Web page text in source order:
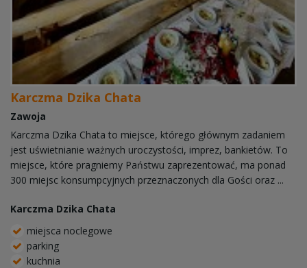
Karczma Dzika Chata
Zawoja
Karczma Dzika Chata to miejsce, którego głównym zadaniem
jest uświetnianie ważnych uroczystości, imprez, bankietów. To
miejsce, które pragniemy Państwu zaprezentować, ma ponad
300 miejsc konsumpcyjnych przeznaczonych dla Gości oraz ...
Karczma Dzika Chata
miejsca noclegowe
parking
kuchnia